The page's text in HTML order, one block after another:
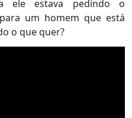
ele estava pedindo o
um homem que está
o que quer?